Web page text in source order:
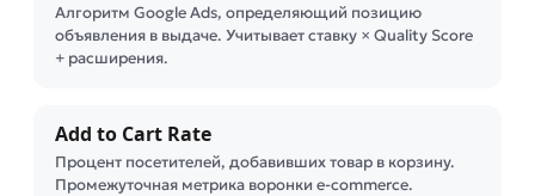
Алгоритм Google Ads, определяющий позицию
объявления в выдаче. Учитывает ставку × Quality Score
+ расширения.
Add to Cart Rate
Процент посетителей, добавивших товар в корзину.
Промежуточная метрика воронки e-commerce.